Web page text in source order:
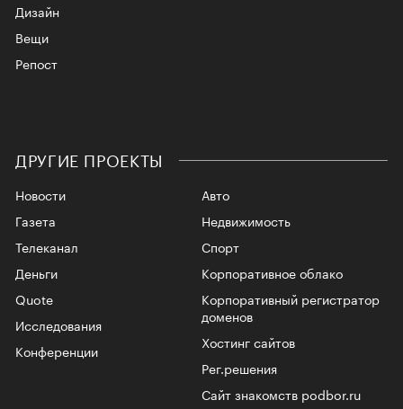
Дизайн
Вещи
Репост
ДРУГИЕ ПРОЕКТЫ
Новости
Газета
Телеканал
Авто
Недвижимость
Спорт
Корпоративное облако
Корпоративный регистратор
доменов
Хостинг сайтов
Рег.решения
Сайт знакомств podbor.ru
Деньги
Quote
Исследования
Конференции